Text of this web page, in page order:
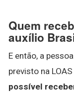
Quem
auxílio
E então, a
previsto na
possível